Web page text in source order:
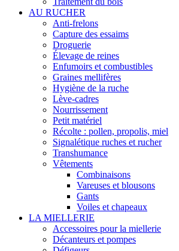
AU RUCHER
Anti-frelons
Capture des essaims
Droguerie
Élevage de reines
Enfumoirs et combustibles
Graines mellifères
Hygiène de la ruche
Lève-cadres
Nourrissement
Petit matériel
Récolte : pollen, propolis, miel
Signalétique ruches et rucher
Transhumance
Vêtements
Combinaisons
Vareuses et blousons
Gants
Voiles et chapeaux
LA MIELLERIE
Accessoires pour la miellerie
Décanteurs et pompes